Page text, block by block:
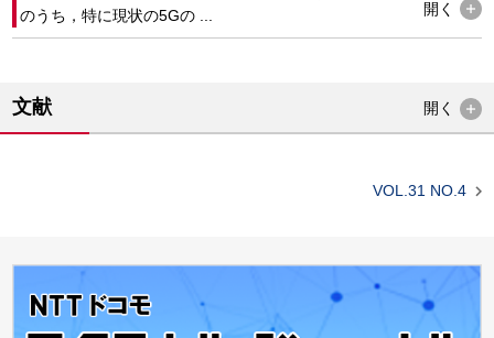
のうち，特に現状の5Gの ...
開く
文献 開く
VOL.31 NO.4 